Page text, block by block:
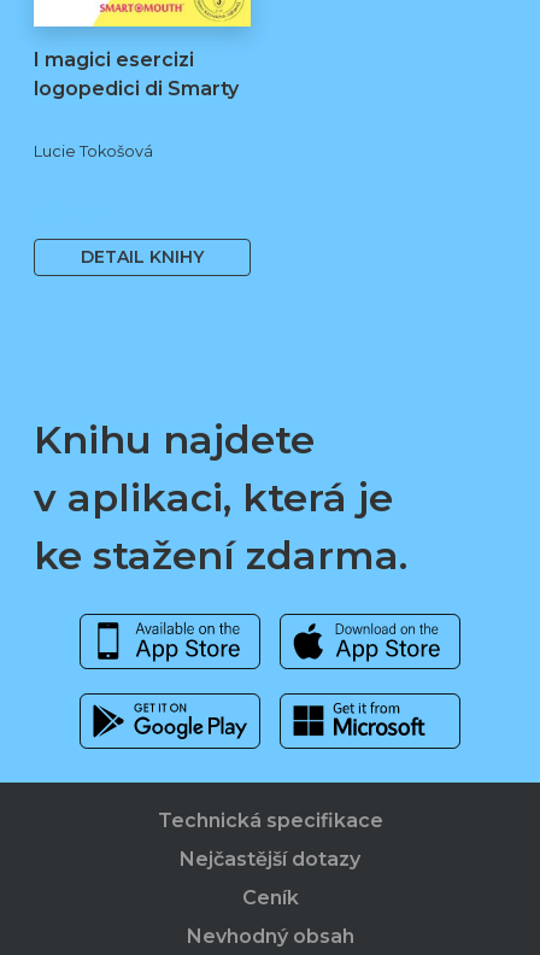
I magici esercizi
logopedici di Smarty
Lucie Tokošová
DETAIL KNIHY
Knihu najdete
v aplikaci, která je
ke stažení zdarma.
Technická specifikace
Nejčastější dotazy
Ceník
Nevhodný obsah